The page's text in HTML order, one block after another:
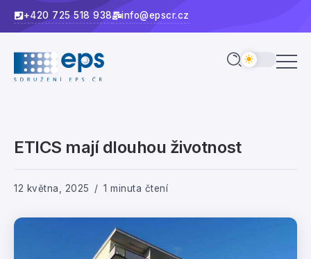
+420 725 518 938 info@epscr.cz
ETICS mají dlouhou životnost
12 května, 2025 1 minuta čtení